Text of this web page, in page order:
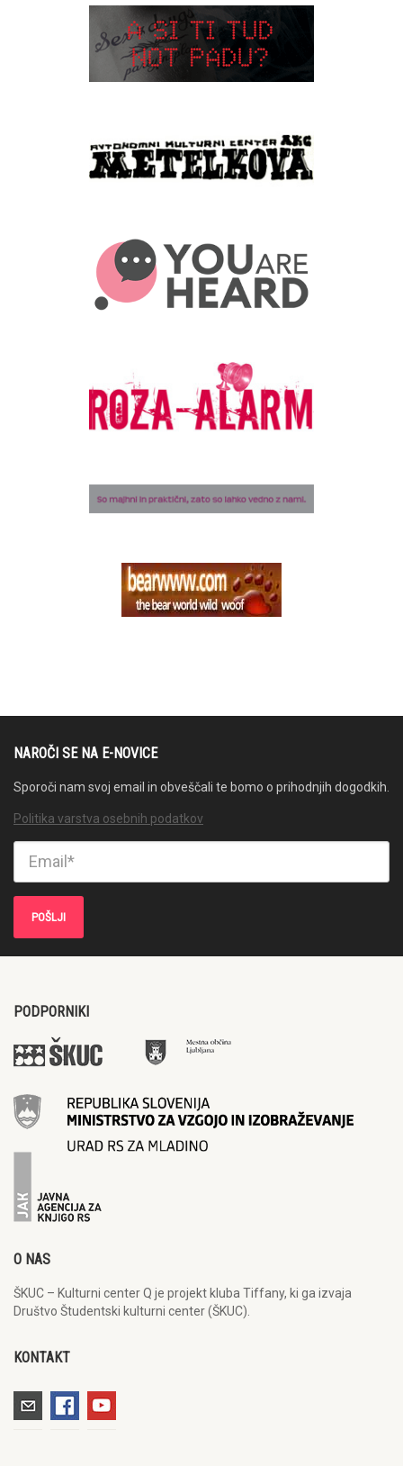
NAROČI SE NA E-NOVICE
Sporoči nam svoj email in obveščali te bomo o prihodnjih dogodkih.
Politika varstva osebnih podatkov
PODPORNIKI
O NAS
ŠKUC – Kulturni center Q je projekt kluba Tiffany, ki ga izvaja
Društvo Študentski kulturni center (ŠKUC).
KONTAKT